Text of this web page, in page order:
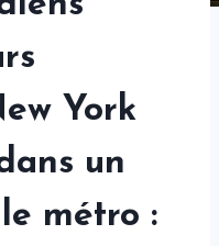
York
un
métro :